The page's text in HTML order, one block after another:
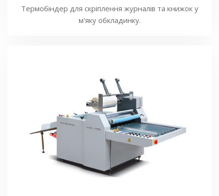
Термобіндер для скріплення журналів та книжок у
м'яку обкладинку.